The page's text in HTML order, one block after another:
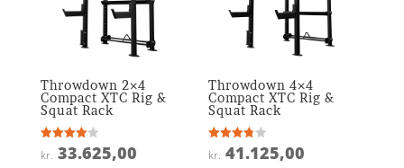
Throwdown 2×4
Compact XTC Rig &
Squat Rack
Vurderet
4
kr. 33.625,00
Throwdown 4×4
Compact XTC Rig &
Squat Rack
Vurderet
3.8
kr. 41.125,00